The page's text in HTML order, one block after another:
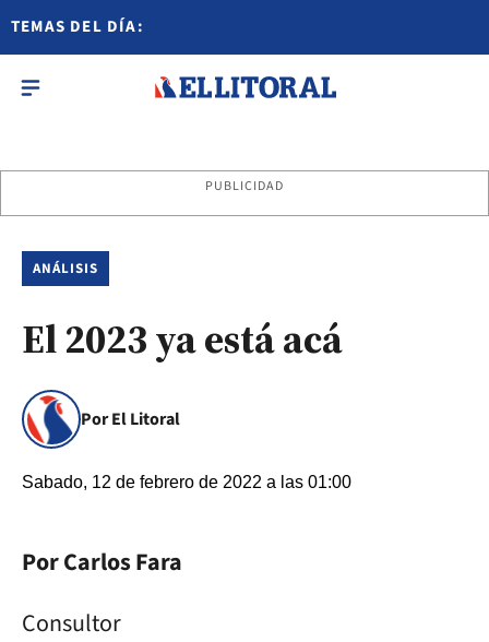
TEMAS DEL DÍA:
PUBLICIDAD
ANÁLISIS
El 2023 ya está acá
Por El Litoral
Sabado, 12 de febrero de 2022 a las 01:00
Por Carlos Fara
Consultor